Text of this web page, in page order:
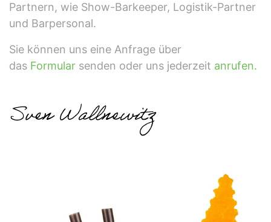
Partnern, wie Show-Barkeeper, Logistik-Partner
und Barpersonal.
Sie können uns eine Anfrage über
das Formular senden oder uns jederzeit anrufen.